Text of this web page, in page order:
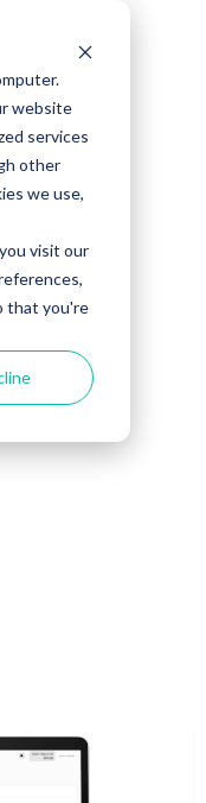
website
services
other
we use,
visit our
that you're
40%
nossa
sempre!
ATIVO!